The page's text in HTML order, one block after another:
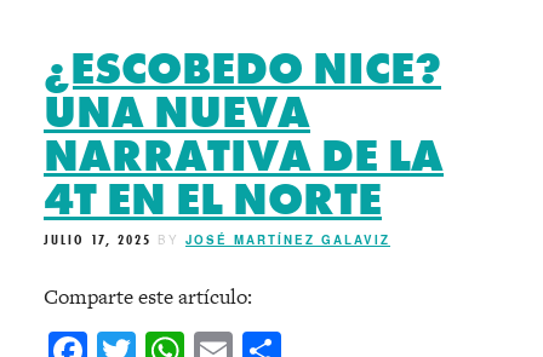
¿ESCOBEDO NICE?
UNA NUEVA
NARRATIVA DE LA
4T EN EL NORTE
JULIO 17, 2025 BY JOSÉ MARTÍNEZ GALAVIZ
Comparte este artículo: